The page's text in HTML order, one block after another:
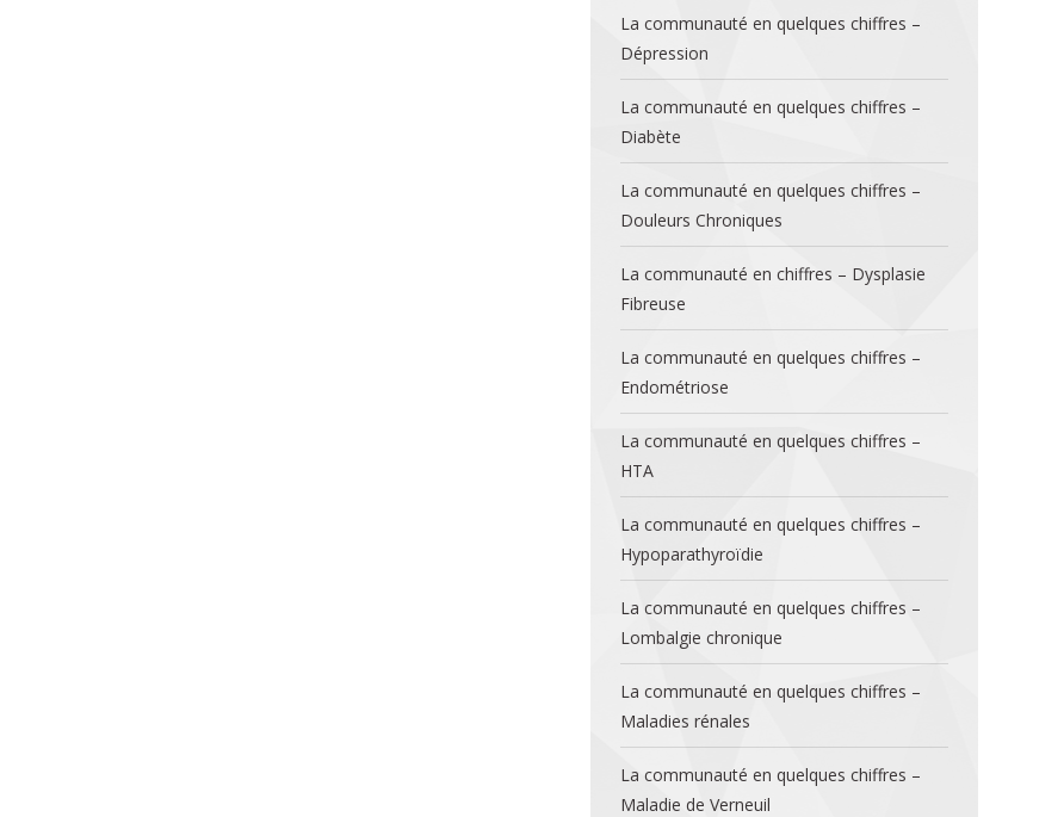
La communauté en quelques chiffres –
Dépression
La communauté en quelques chiffres –
Diabète
La communauté en quelques chiffres –
Douleurs Chroniques
La communauté en chiffres – Dysplasie
Fibreuse
La communauté en quelques chiffres –
Endométriose
La communauté en quelques chiffres –
HTA
La communauté en quelques chiffres –
Hypoparathyroïdie
La communauté en quelques chiffres –
Lombalgie chronique
La communauté en quelques chiffres –
Maladies rénales
La communauté en quelques chiffres –
Maladie de Verneuil